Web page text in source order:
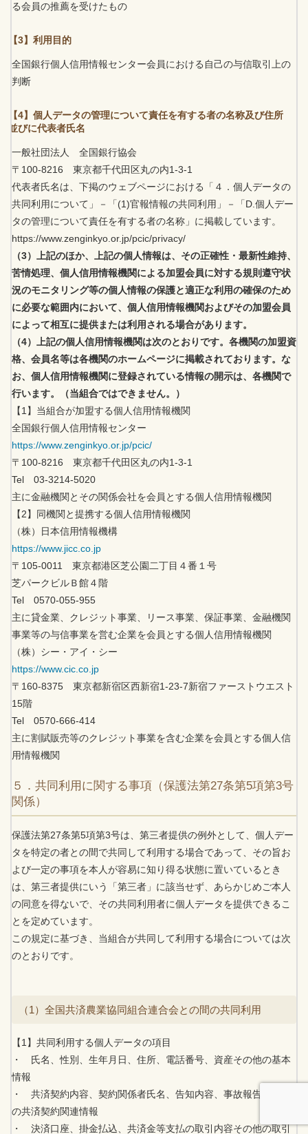
る会員の推薦を受けたもの
【3】利用目的
全国銀行個人信用情報センター会員における自己の与信取引上の
判断
【4】個人データの管理について責任を有する者の名称及び住所
並びに代表者氏名
一般社団法人 全国銀行協会
〒100-8216 東京都千代田区丸の内1-3-1
代表者氏名は、下掲のウェブページにおける「４．個人データの
共同利用について」－「(1)官報情報の共同利用」－「D.個人デー
タの管理について責任を有する者の名称」に掲載しています。
https://www.zenginkyo.or.jp/pcic/privacy/
（3）上記のほか、上記の個人情報は、その正確性・最新性維持、
苦情処理、個人信用情報機関による加盟会員に対する規則遵守状
況のモニタリング等の個人情報の保護と適正な利用の確保のため
に必要な範囲内において、個人信用情報機関およびその加盟会員
によって相互に提供または利用される場合があります。
（4）上記の個人信用情報機関は次のとおりです。各機関の加盟資
格、会員名等は各機関のホームページに掲載されております。な
お、個人信用情報機関に登録されている情報の開示は、各機関で
行います。（当組合ではできません。）
【1】当組合が加盟する個人信用情報機関
全国銀行個人信用情報センター
https://www.zenginkyo.or.jp/pcic/
〒100-8216 東京都千代田区丸の内1-3-1
Tel 03-3214-5020
主に金融機関とその関係会社を会員とする個人信用情報機関
【2】同機関と提携する個人信用情報機関
（株）日本信用情報機構
https://www.jicc.co.jp
〒105-0011 東京都港区芝公園二丁目４番１号
芝パークビルＢ館４階
Tel 0570-055-955
主に貸金業、クレジット事業、リース事業、保証事業、金融機関
事業等の与信事業を営む企業を会員とする個人信用情報機関
（株）シー・アイ・シー
https://www.cic.co.jp
〒160-8375 東京都新宿区西新宿1-23-7新宿ファーストウエスト
15階
Tel 0570-666-414
主に割賦販売等のクレジット事業を含む企業を会員とする個人信
用情報機関
５．共同利用に関する事項（保護法第27条第5項第3号
関係）
保護法第27条第5項第3号は、第三者提供の例外として、個人デー
タを特定の者との間で共同して利用する場合であって、その旨お
よび一定の事項を本人が容易に知り得る状態に置いているとき
は、第三者提供にいう「第三者」に該当せず、あらかじめご本人
の同意を得ないで、その共同利用者に個人データを提供できるこ
とを定めています。
この規定に基づき、当組合が共同して利用する場合については次
のとおりです。
（1）全国共済農業協同組合連合会との間の共同利用
【1】共同利用する個人データの項目
・ 氏名、性別、生年月日、住所、電話番号、資産その他の基本
情報
・ 共済契約内容、契約関係者氏名、告知内容、事故報告その他
の共済契約関連情報
・ 決済口座、掛金払込、共済金等支払の取引内容その他の取引